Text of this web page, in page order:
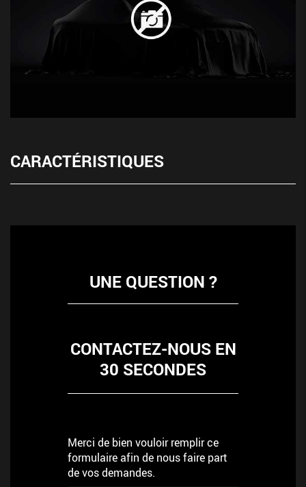
CARACTÉRISTIQUES
UNE QUESTION ?
CONTACTEZ-NOUS EN
30 SECONDES
Merci de bien vouloir remplir ce
formulaire afin de nous faire part
de vos demandes.